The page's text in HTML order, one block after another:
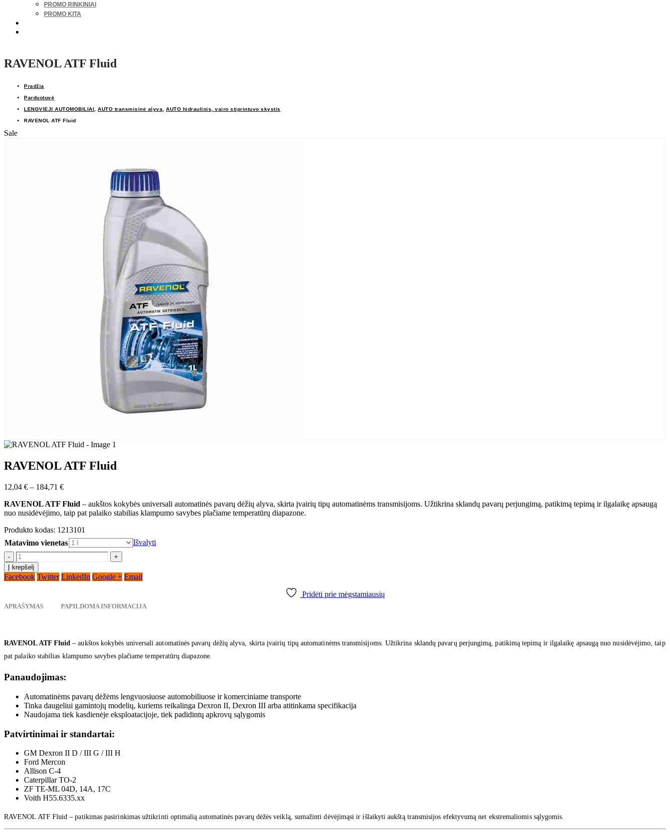
PROMO RINKINIAI
PROMO KITA
RAVENOL ATF Fluid
Pradžia
Parduotuvė
LENGVIEJI AUTOMOBILIAI AUTO transmisinė alyva AUTO hidraulinis, vairo stiprintuvo skystis
RAVENOL ATF Fluid
Sale
RAVENOL ATF Fluid
12,04 € – 184,71 €Price
12,04 €
through
RAVENOL ATF Fluid – aukštos kokybės universali automatinės pavarų dėžių alyva, skirta įvairių tipų automatinėms transmisijoms. Užtikrina sklandų pavarų perjungimą, patikimą tepimą ir ilgalaikę apsaugą
nuo nusidėvėjimo, taip pat palaiko stabilias klampumo savybes plačiame temperatūrų diapazone.
Produkto kodas: 1213101
Matavimo vienetas
Išvalyti
-
+
Į krepšelį
Facebook Twitter LinkedIn Google + Email
Pridėti prie mėgstamiausių
APRAŠYMAS PAPILDOMA INFORMACIJA
RAVENOL ATF Fluid – aukštos kokybės universali automatinės pavarų dėžių alyva, skirta įvairių tipų automatinėms transmisijoms. Užtikrina sklandų pavarų perjungimą, patikimą tepimą ir ilgalaikę apsaugą nuo nusidėvėjimo, taip
pat palaiko stabilias klampumo savybes plačiame temperatūrų diapazone.
Panaudojimas:
Automatinėms pavarų dėžėms lengvuosiuose automobiliuose ir komerciniame transporte
Tinka daugeliui gamintojų modelių, kuriems reikalinga Dexron II, Dexron III arba atitinkama specifikacija
Naudojama tiek kasdienėje eksploatacijoje, tiek padidintų apkrovų sąlygomis
Patvirtinimai ir standartai:
GM Dexron II D / III G / III H
Ford Mercon
Allison C-4
Caterpillar TO-2
ZF TE-ML 04D, 14A, 17C
Voith H55.6335.xx
RAVENOL ATF Fluid – patikimas pasirinkimas užtikrinti optimalią automatinės pavarų dėžės veiklą, sumažinti dėvėjimąsi ir išlaikyti aukštą transmisijos efektyvumą net ekstremaliomis sąlygomis.